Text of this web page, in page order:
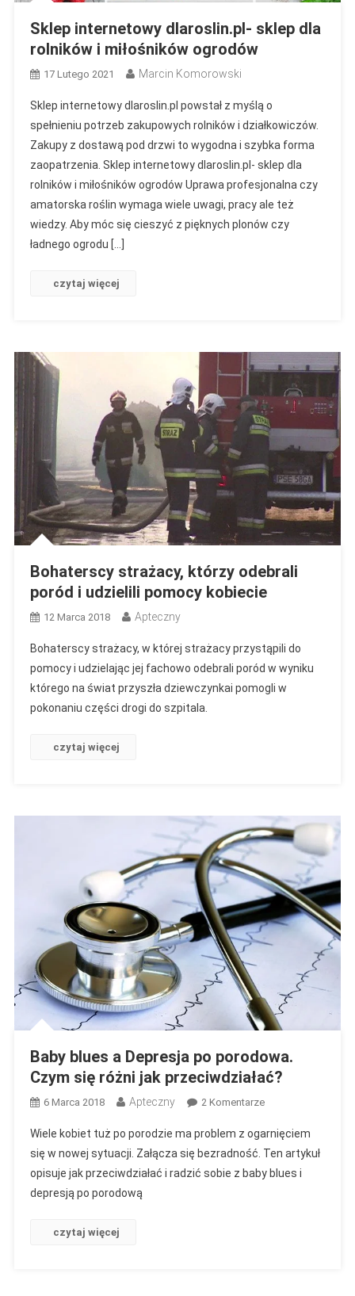
Sklep internetowy dlaroslin.pl- sklep dla
rolników i miłośników ogrodów
17 Lutego 2021 Marcin Komorowski
Sklep internetowy dlaroslin.pl powstał z myślą o
spełnieniu potrzeb zakupowych rolników i działkowiczów.
Zakupy z dostawą pod drzwi to wygodna i szybka forma
zaopatrzenia. Sklep internetowy dlaroslin.pl- sklep dla
rolników i miłośników ogrodów Uprawa profesjonalna czy
amatorska roślin wymaga wiele uwagi, pracy ale też
wiedzy. Aby móc się cieszyć z pięknych plonów czy
ładnego ogrodu […]
czytaj więcej
Bohaterscy strażacy, którzy odebrali
poród i udzielili pomocy kobiecie
12 Marca 2018 Apteczny
Bohaterscy strażacy, w której strażacy przystąpili do
pomocy i udzielając jej fachowo odebrali poród w wyniku
którego na świat przyszła dziewczynkai pomogli w
pokonaniu części drogi do szpitala.
czytaj więcej
Baby blues a Depresja po porodowa.
Czym się różni jak przeciwdziałać?
6 Marca 2018 Apteczny 2 KomentarzeDo
Blues
A
Depresja
Wiele kobiet tuż po porodzie ma problem z ogarnięciem
się w nowej sytuacji. Załącza się bezradność. Ten artykuł
opisuje jak przeciwdziałać i radzić sobie z baby blues i
depresją po porodową
czytaj więcej